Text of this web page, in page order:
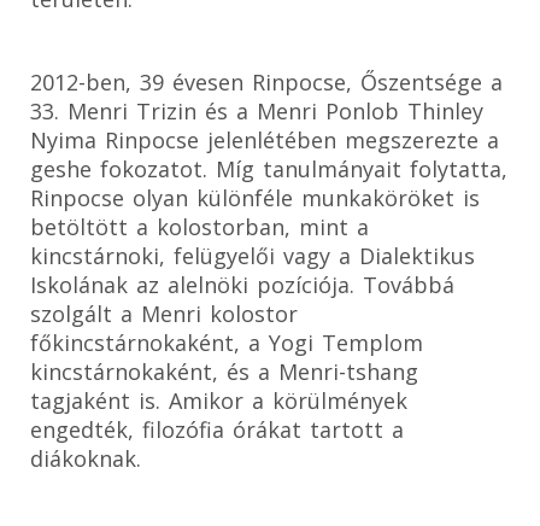
2012-ben, 39 évesen Rinpocse, Őszentsége a
33. Menri Trizin és a Menri Ponlob Thinley
Nyima Rinpocse jelenlétében megszerezte a
geshe fokozatot. Míg tanulmányait folytatta,
Rinpocse olyan különféle munkaköröket is
betöltött a kolostorban, mint a
kincstárnoki, felügyelői vagy a Dialektikus
Iskolának az alelnöki pozíciója. Továbbá
szolgált a Menri kolostor
főkincstárnokaként, a Yogi Templom
kincstárnokaként, és a Menri-tshang
tagjaként is. Amikor a körülmények
engedték, filozófia órákat tartott a
diákoknak.